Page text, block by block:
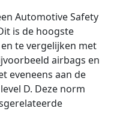
Automotive Safety
is de hoogste
te vergelijken met
airbags en
eveneens aan de
D. Deze norm